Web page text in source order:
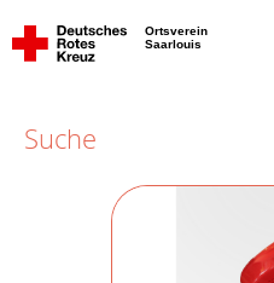
Ortsverein
Saarlouis
Suche